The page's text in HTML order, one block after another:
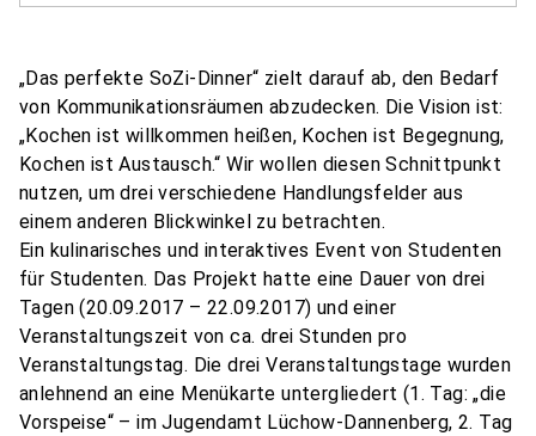
„Das perfekte SoZi-Dinner“ zielt darauf ab, den Bedarf
von Kommunikationsräumen abzudecken. Die Vision ist:
„Kochen ist willkommen heißen, Kochen ist Begegnung,
Kochen ist Austausch.“ Wir wollen diesen Schnittpunkt
nutzen, um drei verschiedene Handlungsfelder aus
einem anderen Blickwinkel zu betrachten.
Ein kulinarisches und interaktives Event von Studenten
für Studenten. Das Projekt hatte eine Dauer von drei
Tagen (20.09.2017 – 22.09.2017) und einer
Veranstaltungszeit von ca. drei Stunden pro
Veranstaltungstag. Die drei Veranstaltungstage wurden
anlehnend an eine Menükarte untergliedert (1. Tag: „die
Vorspeise“ – im Jugendamt Lüchow-Dannenberg, 2. Tag